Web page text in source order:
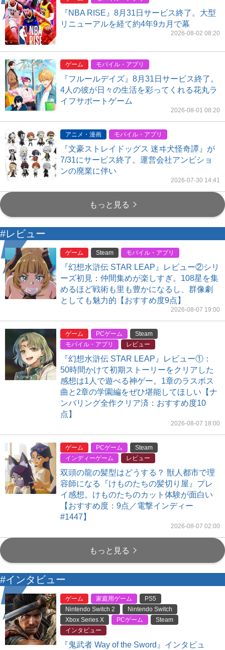
『NBA RISE』8月31日サービス終了。大型
リニューアルを経て約4年9カ月で幕
2026-08-02 08:20
ゲーム モバイル・アプリ
『フルールデイズ』8月31日サービス終了。
4人の彼が日々の生活を彩ってくれる花丸ラ
イフサポートゲーム
2026-08-01 08:20
アニメ・漫画 モバイル・アプリ
『文豪ストレイドッグス 迷ヰ犬怪奇譚』が
7/31にサービス終了。運営会社アンビショ
ンの廃業に伴い
2026-07-30 14:41
もっと見る
#レビュー
ゲーム Steam モバイル・アプリ
『幻想水滸伝 STAR LEAP』レビュー②シリ
ーズ初見：仲間集めが楽しすぎ。108星を集
めるほど戦術も里も豊かになるし、群像劇
としても魅力的【おすすめ度9点】
2026-08-07 19:00
ゲーム PCゲーム
Steam
モバイル・アプリ
レビュー
『幻想水滸伝 STAR LEAP』レビュー①：
50時間かけて初期ストーリーをクリアした
感想は1人で遊べる神ゲー。1章のラスボス
曲と2章の学園編をぜひ堪能してほしい【ナ
ンバリング全作クリア済：おすすめ度10
点】
2026-08-07 18:00
ゲーム PCゲーム
Steam
インディーゲーム
レビュー
双頭の龍の髪型はどうする？ 獣人都市で理
容師になる『けものたちの髪切り屋』プレ
イ感想。けものたちのカット体験が面白い
【おすすめ度：9点／電撃インディー
#1447】
2026-08-07 02:00
もっと見る
#インタビュー
ゲーム 家庭用ゲーム
PS5
Nintendo Switch 2
Nintendo Switch
Xbox Series X
PCゲーム
Steam
インタビュー
『鬼武者 Way of the Sword』インタビュ